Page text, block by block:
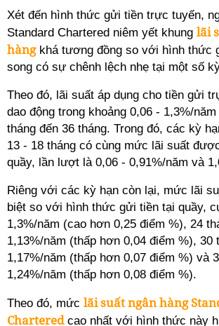
Xét đến hình thức gửi tiền trực tuyến,
Standard Chartered niêm yết khung lãi
hàngkhá tương đồng so với hình thức
song có sự chênh lệch nhẹ tại một số
Theo đó, lãi suất áp dụng cho tiền gửi
dao động trong khoảng 0,06 - 1,3%/
tháng đến 36 tháng. Trong đó, các kỳ
13 - 18 tháng có cùng mức lãi suất
quầy, lần lượt là 0,06 - 0,91%/năm và
Riêng với các kỳ hạn còn lại, mức lãi
biệt so với hình thức gửi tiền tại quầy,
1,3%/năm (cao hơn 0,25 điểm %), 24
1,13%/năm (thấp hơn 0,04 điểm %), 30
1,17%/năm (thấp hơn 0,07 điểm %) và
1,24%/năm (thấp hơn 0,08 điểm %).
Theo đó, mức lãi suất ngân hàng
Charteredcao nhất với hình thức này